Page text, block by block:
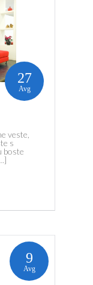
27
Avg
veste,
s
boste
9
Avg